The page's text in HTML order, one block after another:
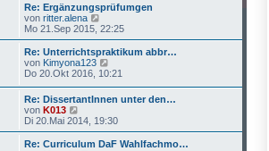
s
t
e
B
e
i
t
r
g
Re: Ergänzungsprüfumgen
von ritter.alena
e
u
e
s
t
B
i
t
r
Mo 21.Sep 2015, 22:25
Re: Unterrichtspraktikum abbr…
von Kimyona123
e
s
t
e
B
Do 20.Okt 2016, 10:21
Re: DissertantInnen unter den…
von K013
e
u
e
Di 20.Mai 2014, 19:30
Re: Curriculum DaF Wahlfachmo…